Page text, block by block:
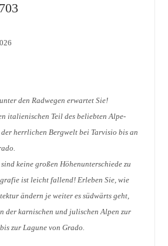
den Radwegen erwartet Sie!
italienischen Teil des beliebten Alpe-
herrlichen Bergwelt bei Tarvisio bis an
keine großen Höhenunterschiede zu
ist leicht fallend! Erleben Sie, wie
ändern je weiter es südwärts geht,
der karnischen und julischen Alpen zur
zur Lagune von Grado.